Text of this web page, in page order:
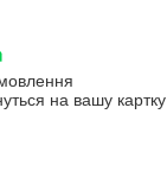
на вашу картку